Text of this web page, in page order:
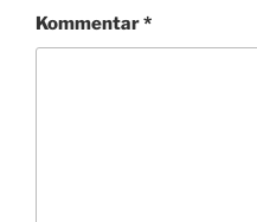
Kommentar*